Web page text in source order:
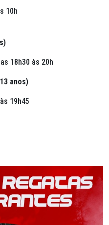
10h
18h30 às 20h
anos)
19h45